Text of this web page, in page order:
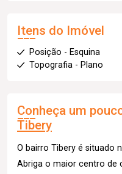
Itens do Imóvel
Posição - Esquina
Topografia - Plano
Conheça um
Tibery
O bairro Tibery é situado
Abriga o maior centro de